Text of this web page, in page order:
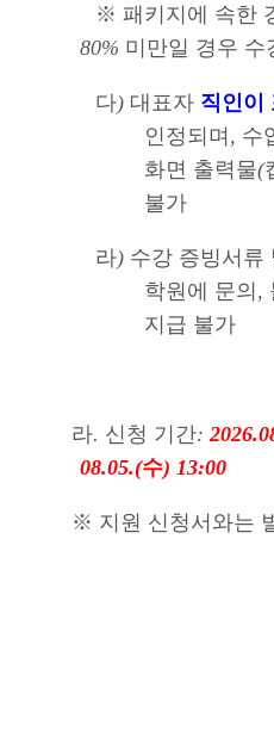
※ 패키지에 속한
80% 미만일 경우 수
다) 대표자 직인이
인정되며 , 수
화면 출력물(
불가
라) 수강 증빙서류
학원에 문의 ,
지급 불가
라. 신청 기간:
08.05.(수) 13:00
※ 지원 신청서와는